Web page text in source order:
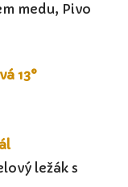
medu, Pivo
13°
ležák s